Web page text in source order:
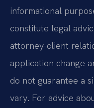
informational
constitute legal
attorney-client
application change
do not guarantee a
vary. For advice